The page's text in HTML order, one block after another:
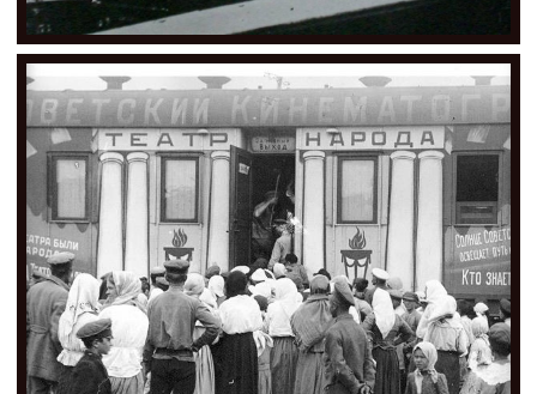
SUIVEZ-NOUS
INSTAGRAM
FACEBOOK
TWITTER
PINTEREST